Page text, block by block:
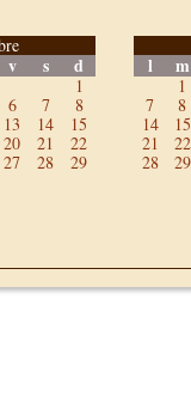
v s d
1
6 7
8
13 14
15
20 21
22
27 28
29
l m
1
7
8
14
15
21
22
28
29